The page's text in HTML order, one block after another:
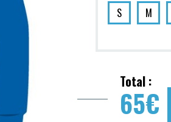
S M
Total :
65€